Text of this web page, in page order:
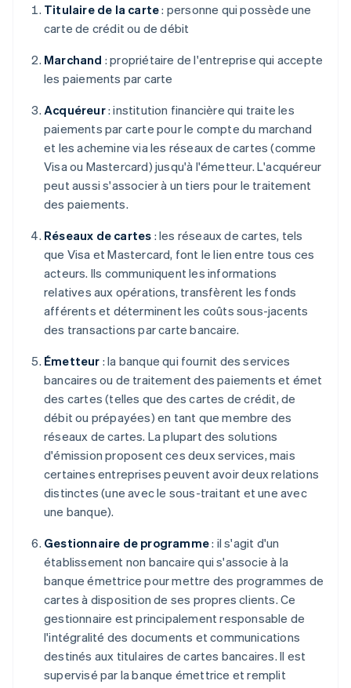
Titulaire de la carte: personne qui possède une
carte de crédit ou de débit
Marchand : propriétaire de l'entreprise qui accepte
les paiements par carte
Acquéreur: institution financière qui traite les
paiements par carte pour le compte du marchand
et les achemine via les réseaux de cartes (comme
Visa ou Mastercard) jusqu'à l'émetteur. L'acquéreur
peut aussi s'associer à un tiers pour le traitement
des paiements.
Réseaux de cartes : les réseaux de cartes, tels
que Visa et Mastercard, font le lien entre tous ces
acteurs. Ils communiquent les informations
relatives aux opérations, transfèrent les fonds
afférents et déterminent les coûts sous-jacents
des transactions par carte bancaire.
Émetteur : la banque qui fournit des services
bancaires ou de traitement des paiements et émet
des cartes (telles que des cartes de crédit, de
débit ou prépayées) en tant que membre des
réseaux de cartes. La plupart des solutions
d'émission proposent ces deux services, mais
certaines entreprises peuvent avoir deux relations
distinctes (une avec le sous-traitant et une avec
une banque).
Gestionnaire de programme: il s'agit d'un
établissement non bancaire qui s'associe à la
banque émettrice pour mettre des programmes de
cartes à disposition de ses propres clients. Ce
gestionnaire est principalement responsable de
l'intégralité des documents et communications
destinés aux titulaires de cartes bancaires. Il est
supervisé par la banque émettrice et remplit